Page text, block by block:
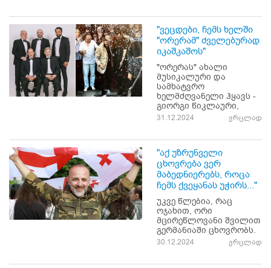
"ვეცდები, ჩემს ხელში
"ორერამ" ძველებურად
იკაშკაშოს"
"ორერას" ახალი
მუსიკალური და
სამხატვრო
ხელმძღვანელი ჰყავს -
გიორგი წიკლაური,
31.12.2024 ვრცლად
"აქ უზრუნველი
ცხოვრება ვერ
მაბედნიერებს, როცა
ჩემს ქვეყანას უჭირს..."
უკვე წლებია, რაც
ოჯახით, ორი
მცირეწლოვანი შვილით
გერმანიაში ცხოვრობს.
30.12.2024 ვრცლად